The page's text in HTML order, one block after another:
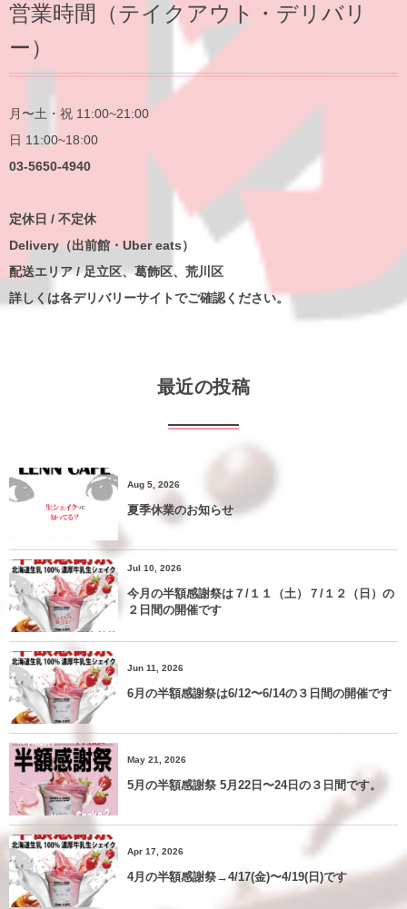
営業時間（テイクアウト・デリバリ
ー）
月〜土・祝 11:00~21:00
日 11:00~18:00
03-5650-4940
定休日 / 不定休
Delivery（出前館・Uber eats）
配送エリア / 足立区、葛飾区、荒川区
詳しくは各デリバリーサイトでご確認ください。
最近の投稿
Aug 5, 2026
夏季休業のお知らせ
Jul 10, 2026
今月の半額感謝祭は７/１１（土）７/１２（日）の
２日間の開催です
Jun 11, 2026
6月の半額感謝祭は6/12〜6/14の３日間の開催です
May 21, 2026
5月の半額感謝祭 5月22日〜24日の３日間です。
Apr 17, 2026
4月の半額感謝祭→4/17(金)〜4/19(日)です